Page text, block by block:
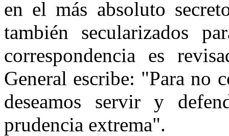
en el más absoluto
también secularizados
correspondencia es
General escribe: "Para no
deseamos servir y
prudencia extrema".